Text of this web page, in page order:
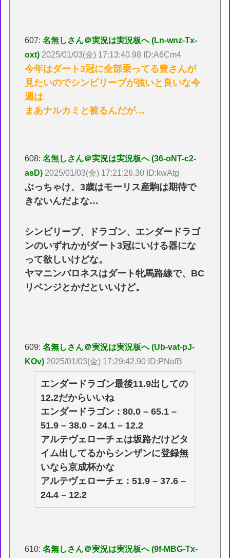
607:名無しさん＠実況は実況板へ (Ln-wnz-Tx-
oxt) 2025/01/03(金) 17:13:40.98 ID:A6Cm4
今年はダート3冠に全部乗ってる豊さんが
見たいのでシンビリーブが強いと良いな今
週は
まあナルカミと被るんだが…
608:名無しさん＠実況は実況板へ (36-oNT-c2-
asD) 2025/01/03(金) 17:21:26.30 ID:kwAtg
ぶっちゃけ、3歳はモーリス産駒は期待で
きないんだよな…
シンビリーブ、ドラゴン、エンダードラゴ
ンのいずれかがダート3冠にいける器にな
って欲しいけどな。
ヤマニンバロネスはダート牝馬路線で、BC
リベンジとかだといいけど。
609:名無しさん＠実況は実況板へ (Ub-vat-pJ-
KOv) 2025/01/03(金) 17:29:42.90 ID:PNofB
エンダードラゴン最後11.9出しての
12.2だからいいね
エンダードラゴン : 80.0 – 65.1 –
51.9 – 38.0 – 24.1 – 12.2
アルテヴェローチェは坂路だけどタ
イム出してるからシンザンに登録無
いなら京成杯かな
アルテヴェローチェ : 51.9 – 37.6 –
24.4 – 12.2
610:名無しさん＠実況は実況板へ (9f-MBG-Tx-